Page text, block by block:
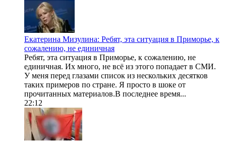
Екатерина Мизулина: Ребят, эта ситуация в Приморье, к
сожалению, не единичная
Ребят, эта ситуация в Приморье, к сожалению, не
единичная. Их много, не всё из этого попадает в СМИ.
У меня перед глазами список из нескольких десятков
таких примеров по стране. Я просто в шоке от
прочитанных материалов.В последнее время...
22:12